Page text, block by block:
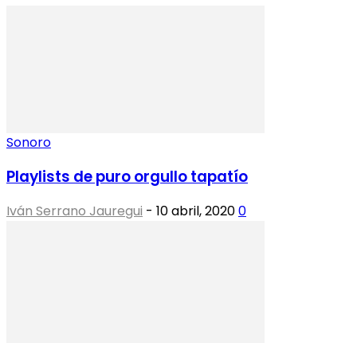
Sonoro
Playlists de puro orgullo tapatío
Iván Serrano Jauregui - 10 abril, 20200